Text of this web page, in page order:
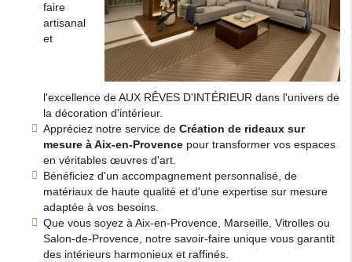
faire
artisanal
et
l'excellence de AUX RÊVES D'INTÉRIEUR dans l'univers de
la décoration d'intérieur.
Appréciez notre service de Création de rideaux sur
mesure à Aix-en-Provence pour transformer vos espaces
en véritables œuvres d'art.
Bénéficiez d'un accompagnement personnalisé, de
matériaux de haute qualité et d'une expertise sur mesure
adaptée à vos besoins.
Que vous soyez à Aix-en-Provence, Marseille, Vitrolles ou
Salon-de-Provence, notre savoir-faire unique vous garantit
des intérieurs harmonieux et raffinés.